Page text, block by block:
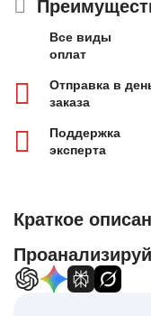
Все виды
оплат
Отправка в
заказа
Поддержка
эксперта
Краткое